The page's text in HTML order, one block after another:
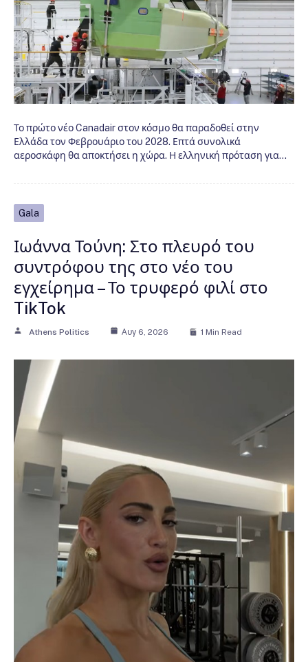
Το πρώτο νέο Canadair στον κόσμο θα παραδοθεί στην
Ελλάδα τον Φεβρουάριο του 2028. Επτά συνολικά
αεροσκάφη θα αποκτήσει η χώρα. Η ελληνική πρόταση για…
Gala
Ιωάννα Τούνη: Στο πλευρό του
συντρόφου της στο νέο του
εγχείρημα – Το τρυφερό φιλί στο
TikTok
Athens Politics Αυγ 6, 2026 1 Min Read